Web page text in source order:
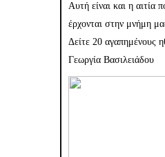
Αυτή είναι και η
έρχονται στην μνήμη
Δείτε 20 αγαπημένους
Γεωργία Βασιλειάδου